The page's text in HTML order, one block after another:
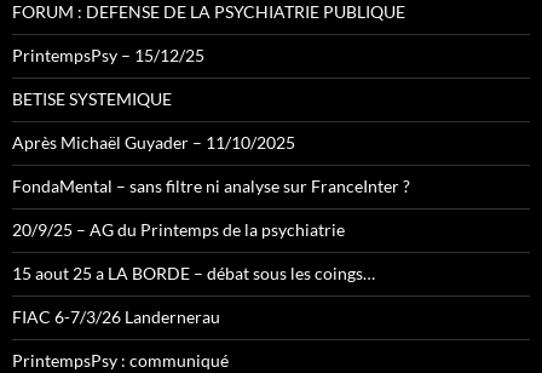
FORUM : DEFENSE DE LA PSYCHIATRIE PUBLIQUE
PrintempsPsy – 15/12/25
BETISE SYSTEMIQUE
Après Michaël Guyader – 11/10/2025
FondaMental – sans filtre ni analyse sur FranceInter ?
20/9/25 – AG du Printemps de la psychiatrie
15 aout 25 a LA BORDE – débat sous les coings…
FIAC 6-7/3/26 Landernerau
PrintempsPsy : communiqué